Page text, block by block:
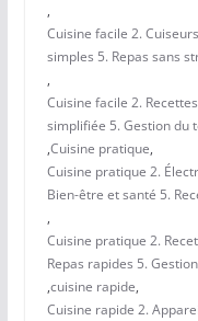
,
Cuisine facile 2.
simples 5. Repas sans
,
Cuisine facile 2.
simplifiée 5. Gestion du
,Cuisine pratique,
Cuisine pratique 2.
Bien-être et santé 5.
,
Cuisine pratique 2.
Repas rapides 5.
,cuisine rapide,
Cuisine rapide 2.